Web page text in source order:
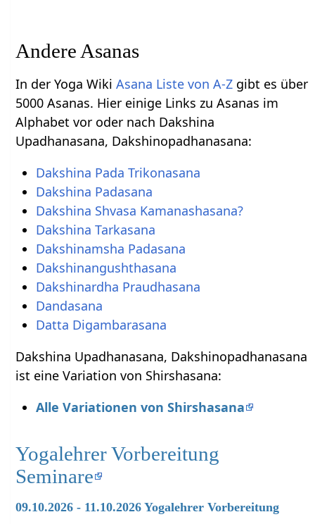
Andere Asanas
In der Yoga WikiAsana Liste von A-Z gibt es über
5000 Asanas. Hier einige Links zu Asanas im
Alphabet vor oder nach Dakshina
Upadhanasana, Dakshinopadhanasana:
Dakshina Pada Trikonasana
Dakshina Padasana
Dakshina Shvasa Kamanashasana?
Dakshina Tarkasana
Dakshinamsha Padasana
Dakshinangushthasana
Dakshinardha Praudhasana
Dandasana
Datta Digambarasana
Dakshina Upadhanasana, Dakshinopadhanasana
ist eine Variation von Shirshasana:
Alle Variationen von Shirshasana
Yogalehrer Vorbereitung
Seminare
09.10.2026 - 11.10.2026 Yogalehrer Vorbereitung